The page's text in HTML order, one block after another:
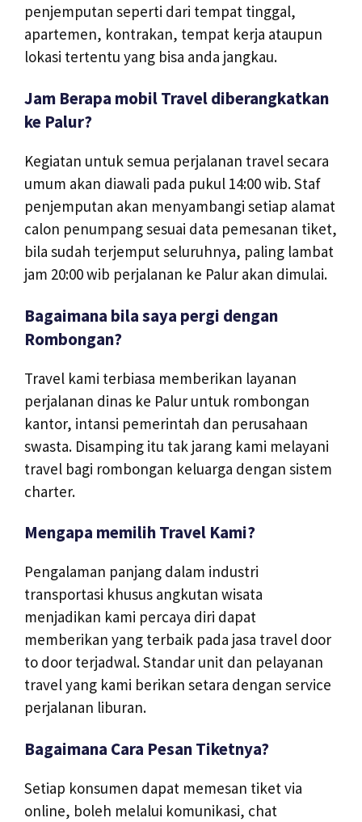
penjemputan seperti dari tempat tinggal,
apartemen, kontrakan, tempat kerja ataupun
lokasi tertentu yang bisa anda jangkau.
Jam Berapa mobil Travel diberangkatkan
ke Palur?
Kegiatan untuk semua perjalanan travel secara
umum akan diawali pada pukul 14:00 wib. Staf
penjemputan akan menyambangi setiap alamat
calon penumpang sesuai data pemesanan tiket,
bila sudah terjemput seluruhnya, paling lambat
jam 20:00 wib perjalanan ke Palur akan dimulai.
Bagaimana bila saya pergi dengan
Rombongan?
Travel kami terbiasa memberikan layanan
perjalanan dinas ke Palur untuk rombongan
kantor, intansi pemerintah dan perusahaan
swasta. Disamping itu tak jarang kami melayani
travel bagi rombongan keluarga dengan sistem
charter.
Mengapa memilih Travel Kami?
Pengalaman panjang dalam industri
transportasi khusus angkutan wisata
menjadikan kami percaya diri dapat
memberikan yang terbaik pada jasa travel door
to door terjadwal. Standar unit dan pelayanan
travel yang kami berikan setara dengan service
perjalanan liburan.
Bagaimana Cara Pesan Tiketnya?
Setiap konsumen dapat memesan tiket via
online, boleh melalui komunikasi, chat